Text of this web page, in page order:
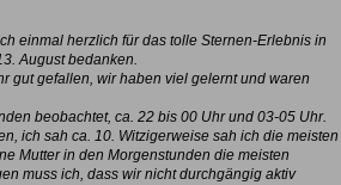
einmal herzlich für das tolle Sternen-Erlebnis in
August bedanken.
gut gefallen, wir haben viel gelernt und waren
beobachtet, ca. 22 bis 00 Uhr und 03-05 Uhr.
ich sah ca. 10. Witzigerweise sah ich die meisten
Mutter in den Morgenstunden die meisten
muss ich, dass wir nicht durchgängig aktiv